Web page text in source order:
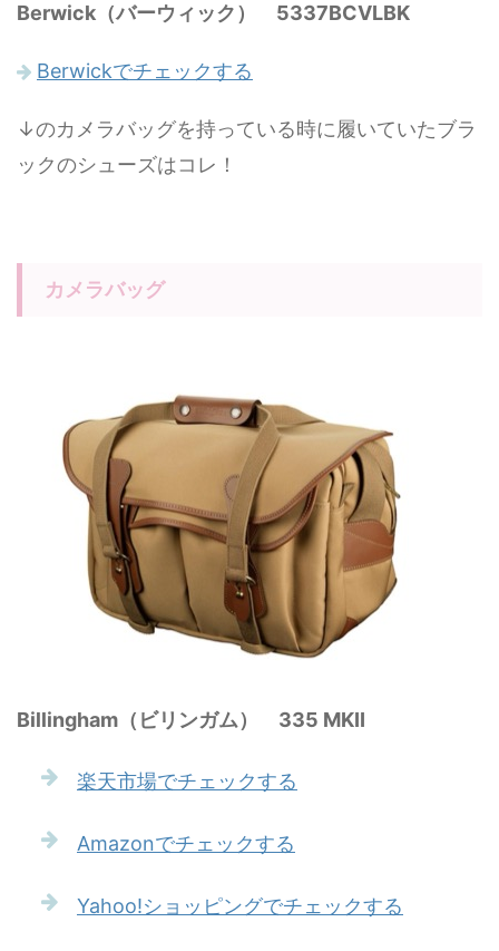
Berwick（バーウィック） 5337BCVLBK
Berwickでチェックする
↓のカメラバッグを持っている時に履いていたブラ
ックのシューズはコレ！
カメラバッグ
Billingham（ビリンガム） 335 MKII
楽天市場でチェックする
Amazonでチェックする
Yahoo!ショッピングでチェックする